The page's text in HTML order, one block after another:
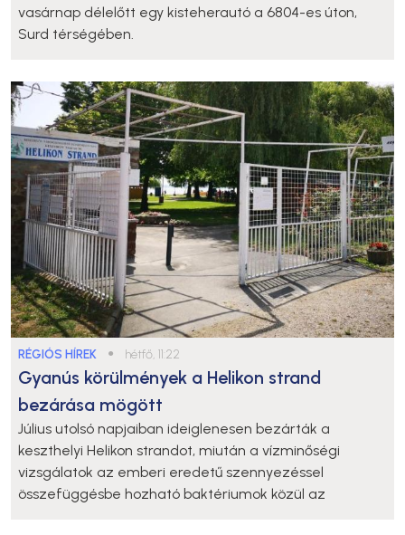
vasárnap délelőtt egy kisteherautó a 6804-es úton,
Surd térségében.
RÉGIÓS HÍREK ● hétfő, 11:22
Gyanús körülmények a Helikon strand
bezárása mögött
Július utolsó napjaiban ideiglenesen bezárták a
keszthelyi Helikon strandot, miután a vízminőségi
vizsgálatok az emberi eredetű szennyezéssel
összefüggésbe hozható baktériumok közül az